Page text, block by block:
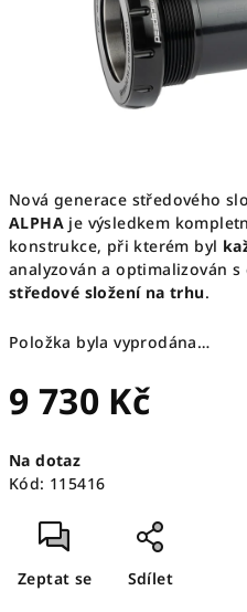
Nová generace středového
ALPHA je výsledkem
konstrukce, při kterém byl
analyzován a optimalizován
středové složení na trhu.
Položka byla vyprodána…
9 730 Kč
cena:
Na dotaz
Kód: 115416
Zeptat se Sdílet